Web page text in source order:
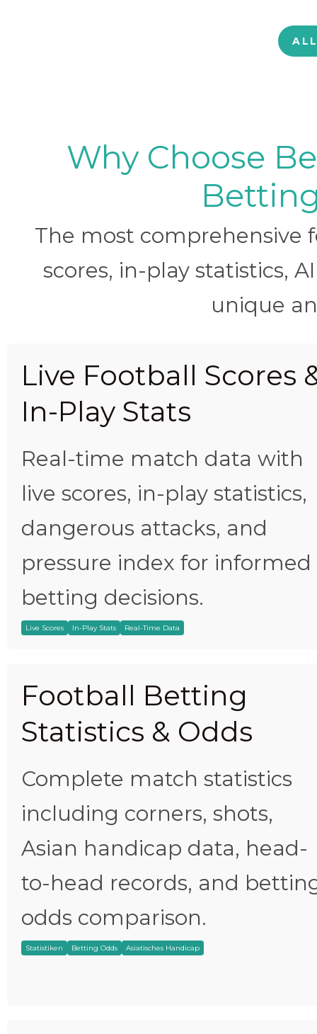
Why Choose
The most
scores, in-play statistics,
unique
Live Football Scores
In-Play Stats
Real-time match data with
live scores, in-play statistics,
dangerous attacks, and
pressure index for informed
betting decisions.
Live Scores In-Play Stats Real-Time Data
Football Betting
Statistics & Odds
Complete match statistics
including corners, shots,
Asian handicap data, head-
to-head records, and
odds comparison.
Statistiken Betting Odds Asiatisches Handicap